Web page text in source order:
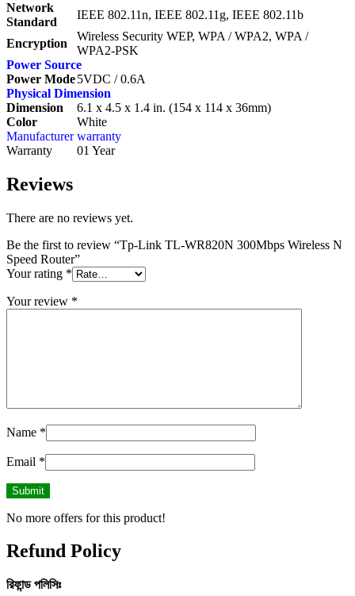
Network
Standard
IEEE 802.11n, IEEE 802.11g, IEEE 802.11b
Encryption
Wireless Security WEP, WPA / WPA2, WPA /
WPA2-PSK
Power Source
Power Mode5VDC / 0.6A
Physical Dimension
Dimension
6.1 x 4.5 x 1.4 in. (154 x 114 x 36mm)
Color
White
Manufacturer warranty
Warranty
01 Year
Reviews
There are no reviews yet.
Be the first to review “Tp-Link TL-WR820N 300Mbps Wireless N
Speed Router”
Your rating *
Your review *
Name *
Email *
No more offers for this product!
Refund Policy
রিফান্ড পলিসিঃ